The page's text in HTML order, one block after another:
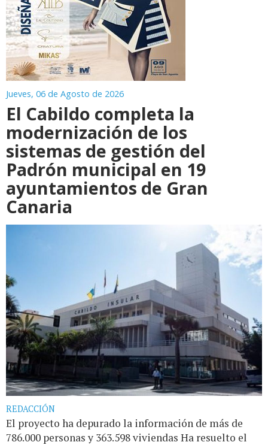
Jueves, 06 de Agosto de 2026
El Cabildo completa la
modernización de los
sistemas de gestión del
Padrón municipal en 19
ayuntamientos de Gran
Canaria
REDACCIÓN
El proyecto ha depurado la información de más de
786.000 personas y 363.598 viviendas Ha resuelto el